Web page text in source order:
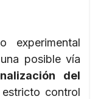
experimental
posible vía
del
control